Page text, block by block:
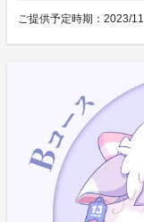
ご提供予定時期： 2023/11